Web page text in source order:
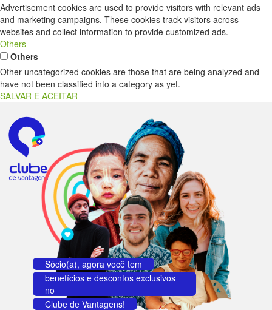
Advertisement cookies are used to provide visitors with relevant ads
and marketing campaigns. These cookies track visitors across
websites and collect information to provide customized ads.
Others
Others
Other uncategorized cookies are those that are being analyzed and
have not been classified into a category as yet.
SALVAR E ACEITAR
Sócio(a), agora você tem
benefícios e descontos exclusivos
no
Clube de Vantagens!